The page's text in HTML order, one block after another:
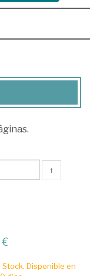
↑
Stock. Disponible en